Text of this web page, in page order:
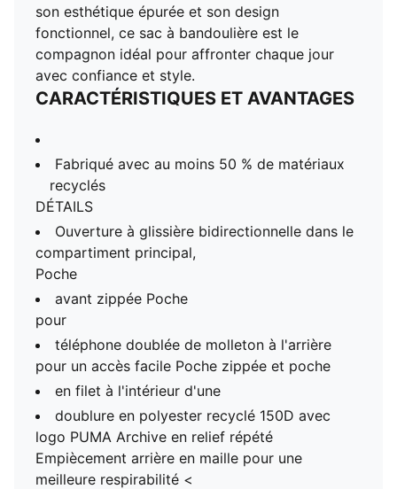
son esthétique épurée et son design
fonctionnel, ce sac à bandoulière est le
compagnon idéal pour affronter chaque jour
avec confiance et style.
CARACTÉRISTIQUES ET AVANTAGES
Fabriqué avec au moins 50 % de matériaux
recyclés
DÉTAILS
Ouverture à glissière bidirectionnelle dans le
compartiment principal,
Poche
avant zippée Poche
pour
téléphone doublée de molleton à l'arrière
pour un accès facile Poche zippée et poche
en filet à l'intérieur d'une
doublure en polyester recyclé 150D avec
logo PUMA Archive en relief répété
Empiècement arrière en maille pour une
meilleure respirabilité <